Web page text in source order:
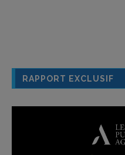
RAPPORT EXCLUSIF